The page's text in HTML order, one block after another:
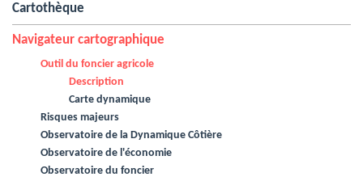
Cartothèque
Navigateur cartographique
Outil du foncier agricole
Description
Carte dynamique
Risques majeurs
Observatoire de la Dynamique Côtière
Observatoire de l'économie
Observatoire du foncier